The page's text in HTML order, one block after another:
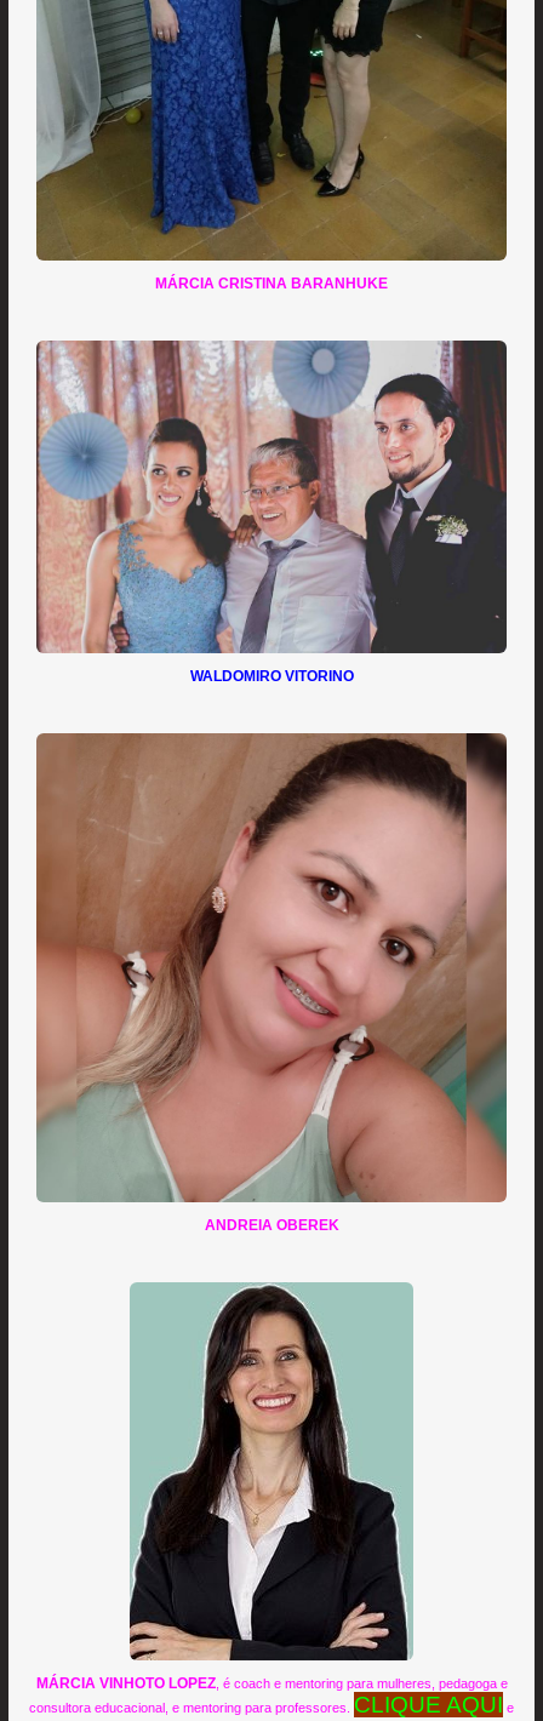
MÁRCIA CRISTINA BARANHUKE
WALDOMIRO VITORINO
ANDREIA OBEREK
MÁRCIA VINHOTO LOPEZ, é coach e mentoring para mulheres, pedagoga e
consultora educacional, e mentoring para professores.
CLIQUE AQUI e